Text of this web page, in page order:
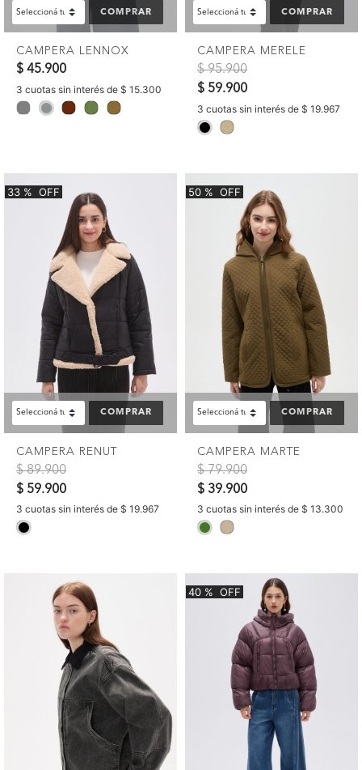
COMPRAR
CAMPERA LENNOX
$ 45.900
3 cuotas sin interés de $ 15.300
selected
COMPRAR
CAMPERA MERELE
Precio reducido de
$ 95.900a
$ 59.900
3 cuotas sin interés de $ 19.967
selected
33 % OFF
COMPRAR
CAMPERA RENUT
Precio reducido de
$ 89.900a
$ 59.900
3 cuotas sin interés de $ 19.967
50 % OFF
COMPRAR
CAMPERA MARTE
Precio reducido de
$ 79.900a
$ 39.900
3 cuotas sin interés de $ 13.300
selected
40 % OFF